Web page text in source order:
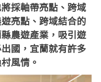
採軸帶亮點、跨域
亮點、跨域結合的
農遊產業，吸引遊
國，宜蘭就有許多
風情。